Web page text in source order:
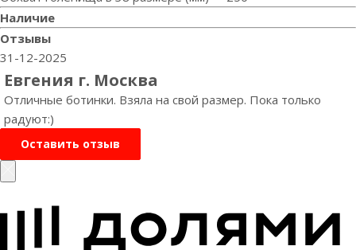
Наличие
Отзывы
31-12-2025
Евгения г. Москва
Отличные ботинки. Взяла на свой размер. Пока только
радуют:)
Оставить отзыв